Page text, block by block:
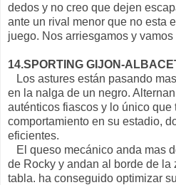
dedos y no creo que dejen
ante un rival menor que no esta
juego. Nos arriesgamos y vamos
14.SPORTING GIJON-
Los astures están pasando
en la nalga de un negro.
auténticos fiascos y lo único que
comportamiento en su estadio,
eficientes.
El queso mecánico anda mas
de Rocky y andan al borde de la
tabla. ha conseguido optimizar